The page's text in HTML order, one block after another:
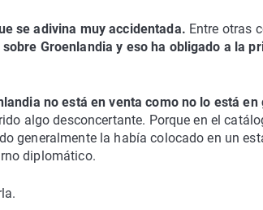
se adivina muy accidentada. Entre otras
Groenlandia y eso ha obligado a la
no está en venta como no lo está
algo desconcertante. Porque en el
generalmente la había colocado en un
diplomático.